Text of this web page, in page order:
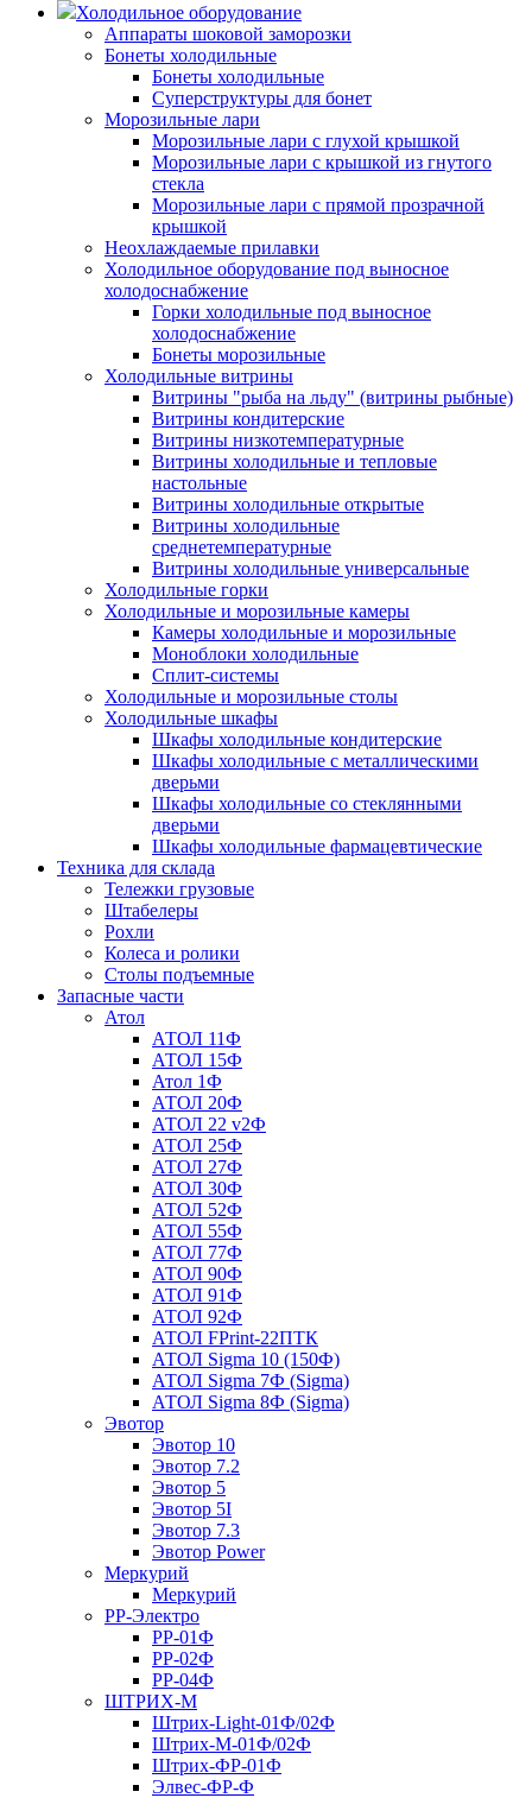
Холодильное оборудование
Аппараты шоковой заморозки
Бонеты холодильные
Бонеты холодильные
Суперструктуры для бонет
Морозильные лари
Морозильные лари с глухой крышкой
Морозильные лари с крышкой из гнутого
стекла
Морозильные лари с прямой прозрачной
крышкой
Неохлаждаемые прилавки
Холодильное оборудование под выносное
холодоснабжение
Горки холодильные под выносное
холодоснабжение
Бонеты морозильные
Холодильные витрины
Витрины "рыба на льду" (витрины рыбные)
Витрины кондитерские
Витрины низкотемпературные
Витрины холодильные и тепловые
настольные
Витрины холодильные открытые
Витрины холодильные
среднетемпературные
Витрины холодильные универсальные
Холодильные горки
Холодильные и морозильные камеры
Камеры холодильные и морозильные
Моноблоки холодильные
Сплит-системы
Холодильные и морозильные столы
Холодильные шкафы
Шкафы холодильные кондитерские
Шкафы холодильные с металлическими
дверьми
Шкафы холодильные со стеклянными
дверьми
Шкафы холодильные фармацевтические
Техника для склада
Тележки грузовые
Штабелеры
Рохли
Колеса и ролики
Столы подъемные
Запасные части
Атол
АТОЛ 11Ф
АТОЛ 15Ф
Атол 1Ф
АТОЛ 20Ф
АТОЛ 22 v2Ф
АТОЛ 25Ф
АТОЛ 27Ф
АТОЛ 30Ф
АТОЛ 52Ф
АТОЛ 55Ф
АТОЛ 77Ф
АТОЛ 90Ф
АТОЛ 91Ф
АТОЛ 92Ф
АТОЛ FPrint-22ПТК
АТОЛ Sigma 10 (150Ф)
АТОЛ Sigma 7Ф (Sigma)
АТОЛ Sigma 8Ф (Sigma)
Эвотор
Эвотор 10
Эвотор 7.2
Эвотор 5
Эвотор 5I
Эвотор 7.3
Эвотор Power
Меркурий
Меркурий
РР-Электро
РР-01Ф
РР-02Ф
РР-04Ф
ШТРИХ-М
Штрих-Light-01Ф/02Ф
Штрих-М-01Ф/02Ф
Штрих-ФР-01Ф
Элвес-ФР-Ф